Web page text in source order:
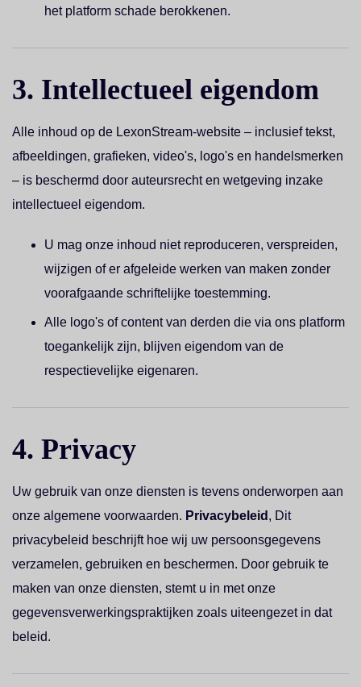
het platform schade berokkenen.
3. Intellectueel eigendom
Alle inhoud op de LexonStream-website – inclusief tekst,
afbeeldingen, grafieken, video's, logo's en handelsmerken
– is beschermd door auteursrecht en wetgeving inzake
intellectueel eigendom.
U mag onze inhoud niet reproduceren, verspreiden,
wijzigen of er afgeleide werken van maken zonder
voorafgaande schriftelijke toestemming.
Alle logo's of content van derden die via ons platform
toegankelijk zijn, blijven eigendom van de
respectievelijke eigenaren.
4. Privacy
Uw gebruik van onze diensten is tevens onderworpen aan
onze algemene voorwaarden. Privacybeleid , Dit
privacybeleid beschrijft hoe wij uw persoonsgegevens
verzamelen, gebruiken en beschermen. Door gebruik te
maken van onze diensten, stemt u in met onze
gegevensverwerkingspraktijken zoals uiteengezet in dat
beleid.